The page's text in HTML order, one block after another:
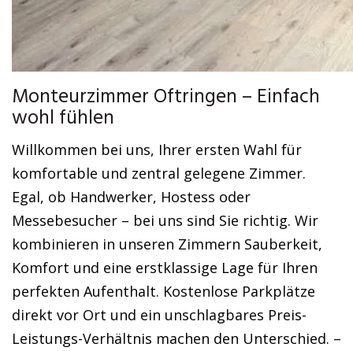
Monteurzimmer Oftringen – Einfach
wohl fühlen
Willkommen bei uns, Ihrer ersten Wahl für
komfortable und zentral gelegene Zimmer.
Egal, ob Handwerker, Hostess oder
Messebesucher – bei uns sind Sie richtig. Wir
kombinieren in unseren Zimmern Sauberkeit,
Komfort und eine erstklassige Lage für Ihren
perfekten Aufenthalt. Kostenlose Parkplätze
direkt vor Ort und ein unschlagbares Preis-
Leistungs-Verhältnis machen den Unterschied. –